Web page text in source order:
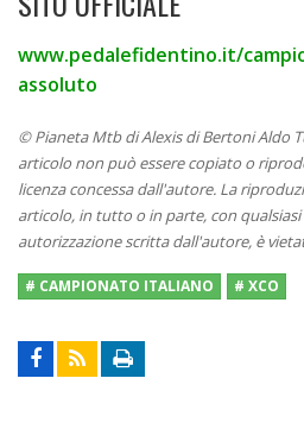
www.pedalefidentino.it/
assoluto
© Pianeta Mtb di Alexis di Bertoni Aldo
articolo non può essere copiato o
licenza concessa dall'autore. La
articolo, in tutto o in parte, con qualsiasi
autorizzazione scritta dall'autore, è
# CAMPIONATO ITALIANO # XCO